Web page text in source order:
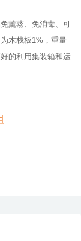
薰蒸、免消毒、可
木栈板1%，重量
的利用集装箱和运